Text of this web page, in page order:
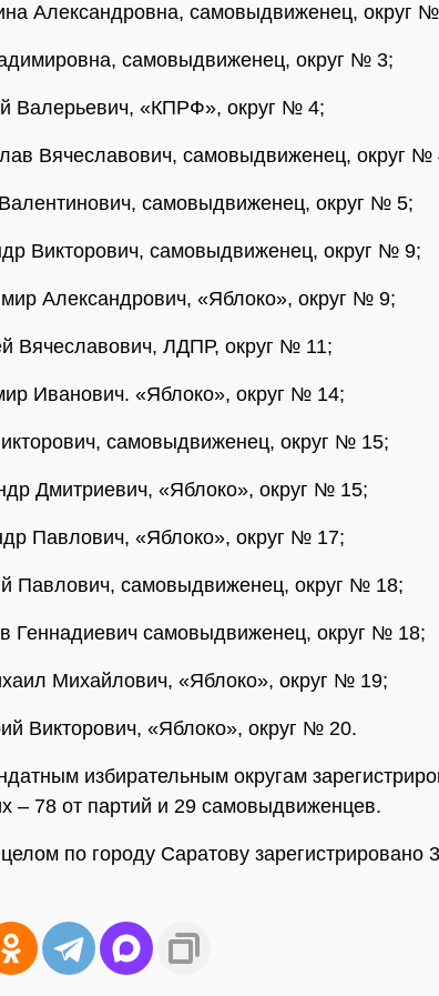
Александровна, самовыдвиженец, округ
самовыдвиженец, округ № 3;
Валерьевич, «КПРФ», округ № 4;
Вячеславович, самовыдвиженец, округ №
самовыдвиженец, округ № 5;
Викторович, самовыдвиженец, округ № 9;
Александрович, «Яблоко», округ № 9;
Вячеславович, ЛДПР, округ № 11;
Иванович. «Яблоко», округ № 14;
самовыдвиженец, округ № 15;
Дмитриевич, «Яблоко», округ № 15;
Павлович, «Яблоко», округ № 17;
Павлович, самовыдвиженец, округ № 18;
Геннадиевич самовыдвиженец, округ № 18;
Михайлович, «Яблоко», округ № 19;
Викторович, «Яблоко», округ № 20.
избирательным округам
– 78 от партий и 29 самовыдвиженцев.
по городу Саратову зарегистрировано